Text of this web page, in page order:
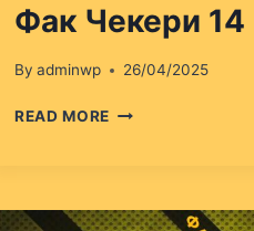
Фак Чекери 14
By adminwp 26/04/2025
READ MORE ФАК